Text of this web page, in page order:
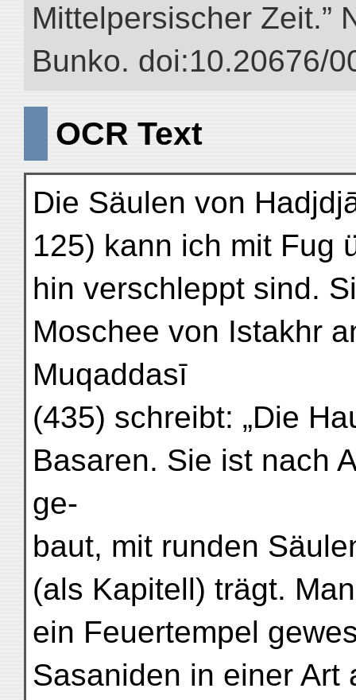
Mittelpersischer Zeit.”
Bunko. doi:10.20676/
OCR Text
Die Säulen von
125) kann ich mit Fug
hin verschleppt sind.
Moschee von Istakhr
Muqaddasī
(435) schreibt: „Die
Basaren. Sie ist nach
ge-
baut, mit runden
(als Kapitell) trägt.
ein Feuertempel
Sasaniden in einer Art